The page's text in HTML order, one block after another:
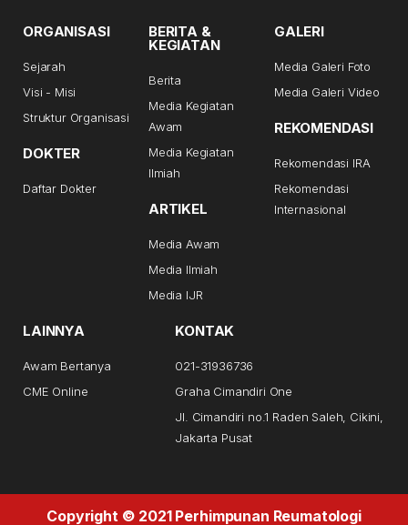
ORGANISASI
Sejarah
Visi - Misi
Struktur Organisasi
DOKTER
Daftar Dokter
BERITA &
KEGIATAN
Berita
Media Kegiatan
Awam
Media Kegiatan
Ilmiah
ARTIKEL
Media Awam
Media Ilmiah
Media IJR
GALERI
Media Galeri Foto
Media Galeri Video
REKOMENDASI
Rekomendasi IRA
Rekomendasi
Internasional
LAINNYA
Awam Bertanya
CME Online
KONTAK
021-31936736
Graha Cimandiri One
Jl. Cimandiri no.1 Raden Saleh, Cikini,
Jakarta Pusat
Copyright © 2021 Perhimpunan Reumatologi